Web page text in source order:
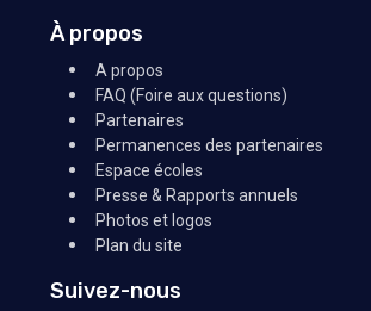
À propos
A propos
FAQ (Foire aux questions)
Partenaires
Permanences des partenaires
Espace écoles
Presse & Rapports annuels
Photos et logos
Plan du site
Suivez-nous